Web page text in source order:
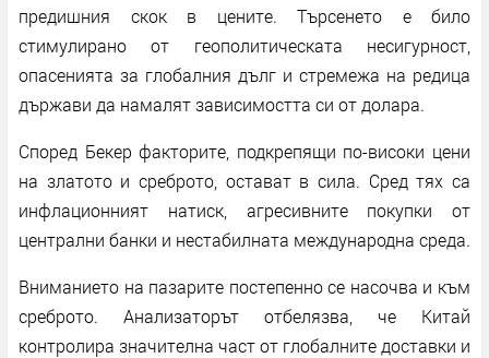
предишния скок в цените. Търсенето е било
стимулирано от геополитическата несигурност,
опасенията за глобалния дълг и стремежа на редица
държави да намалят зависимостта си от долара.
Според Бекер факторите, подкрепящи по-високи цени
на златото и среброто, остават в сила. Сред тях са
инфлационният натиск, агресивните покупки от
централни банки и нестабилната международна среда.
Вниманието на пазарите постепенно се насочва и към
среброто. Анализаторът отбелязва, че Китай
контролира значителна част от глобалните доставки и